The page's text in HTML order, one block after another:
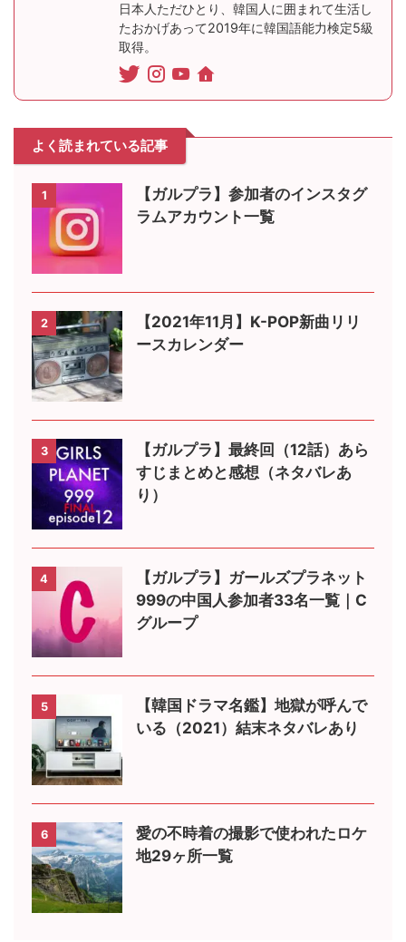
日本人ただひとり、韓国人に囲まれて生活し
たおかげあって2019年に韓国語能力検定5級
取得。
よく読まれている記事
1
【ガルプラ】参加者のインスタグ
ラムアカウント一覧
2
【2021年11月】K-POP新曲リリ
ースカレンダー
3
【ガルプラ】最終回（12話）あら
すじまとめと感想（ネタバレあ
り）
4
【ガルプラ】ガールズプラネット
999の中国人参加者33名一覧｜C
グループ
5
【韓国ドラマ名鑑】地獄が呼んで
いる（2021）結末ネタバレあり
6
愛の不時着の撮影で使われたロケ
地29ヶ所一覧